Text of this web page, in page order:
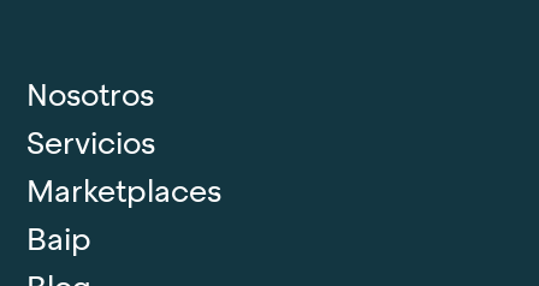
Nosotros
Servicios
Marketplaces
Baip